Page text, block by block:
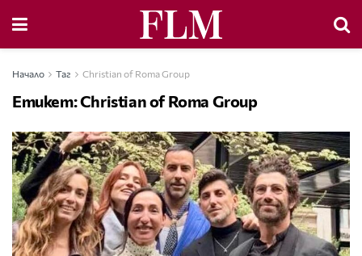
Начало Таг Christian of Roma Group
Етикет:Christian of Roma Group